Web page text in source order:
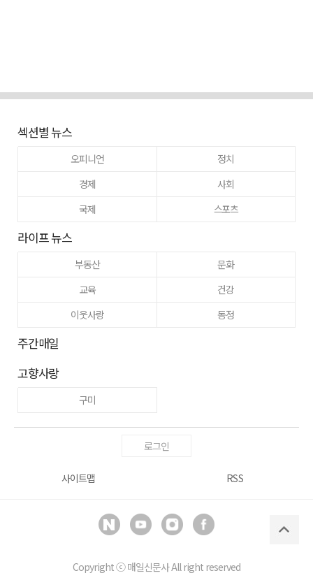
섹션별 뉴스
오피니언
정치
경제
사회
국제
스포츠
라이프 뉴스
부동산
문화
교육
건강
이웃사랑
동정
주간매일
고향사랑
구미
로그인
사이트맵 RSS
Copyright ⓒ매일신문사All right reserved